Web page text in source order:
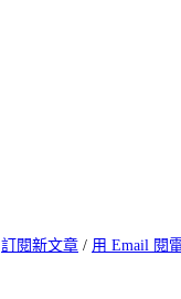
訂閱新文章 / 用 Email 閱